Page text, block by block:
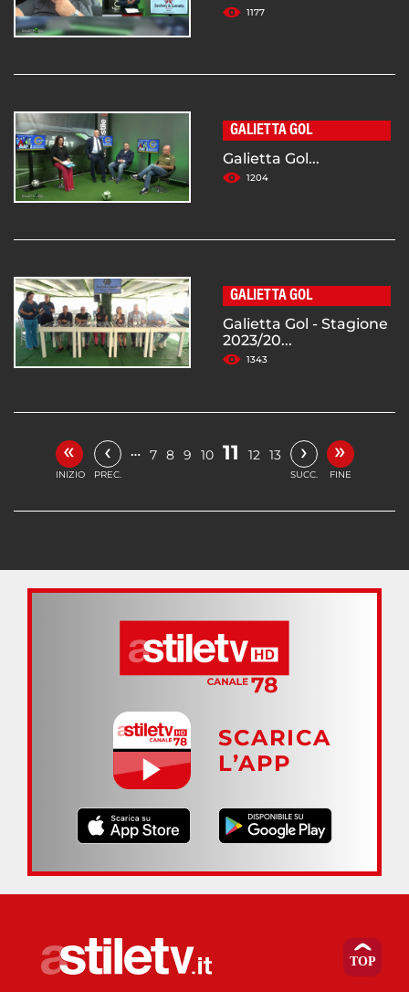
1177
GALIETTA GOL
Galietta Gol...
1204
GALIETTA GOL
Galietta Gol - Stagione
2023/20...
1343
«
INIZIO
‹
PREC.
… 7 8 9 10 11 12 13 ›
SUCC.
»
FINE
SCARICA
L’APP